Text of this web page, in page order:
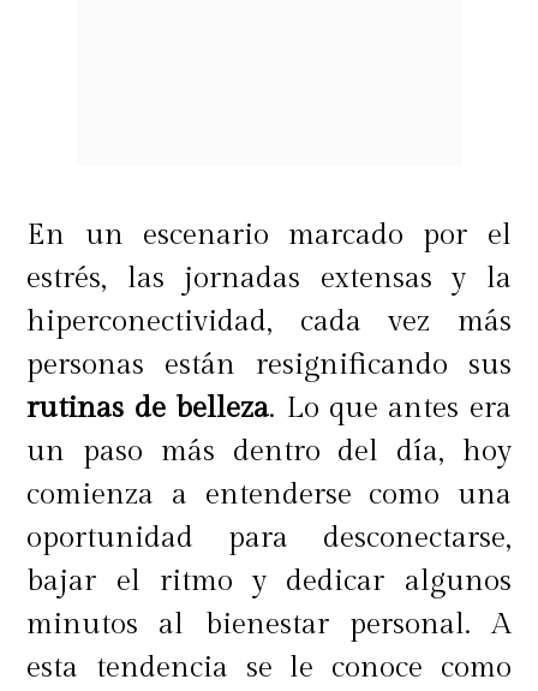
Asimismo, para lograr un resultado
mucho más impactante,se
recomienda utilizar Whoop Lash
con la máscara de pestañas Fan Fest,
la cual extiende las pestañas de lado
a lado, amplificando el volumen y
multiplicando el aspecto de las
En un escenario marcado por el
estrés, las jornadas extensas y la
hiperconectividad, cada vez más
personas están resignificando sus
rutinas de belleza. Lo que antes era
un paso más dentro del día, hoy
comienza a entenderse como una
oportunidad para desconectarse,
bajar el ritmo y dedicar algunos
minutos al bienestar personal. A
esta tendencia se le conoce como